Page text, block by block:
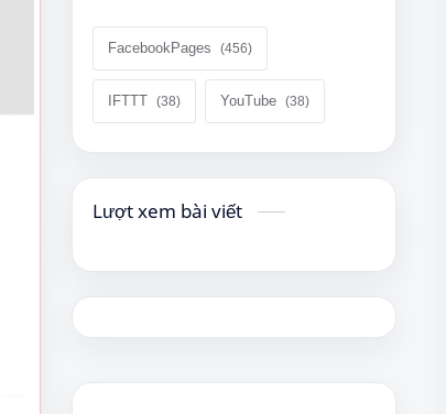
FacebookPages
IFTTT YouTube
Lượt xem bài viết